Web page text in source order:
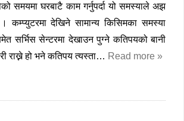
समयमा घरबाटै काम गर्नुपर्दा यो समस्याले अझ
कम्प्युटरमा देखिने सामान्य किसिमका समस्या
सर्भिस सेन्टरमा देखाउन पुग्ने कतिपयको बानी
राख्ने हो भने कतिपय त्यस्ता… Read more »